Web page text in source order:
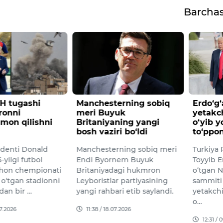
sobiq
yangi
bo‘ldi
sobiq meri
Buyuk
hukmron
partiyasining
etib saylandi.
Erdo‘g‘an NATO
yetakchilariga nomi
o‘yib yozilgan
to‘pponcha sovg‘a qildi
Turkiya Prezidenti Rajab
Toyyib Erdo‘g‘an Anqarada
o‘tgan NATOning 36-
sammiti yakunida alyans
yetakchilariga ularning ismi
Tramp
bekor
qildi
AQSh
Tramp
bo‘lib
sammiti